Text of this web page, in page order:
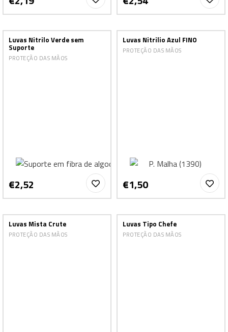
Luvas Nitrilo Verde sem
Suporte
PROTEÇÃO DAS MÃOS
€2,52
Luvas Nitrilio Azul FINO
PROTEÇÃO DAS MÃOS
€1,50
Luvas Mista Crute
PROTEÇÃO DAS MÃOS
Luvas Tipo Chefe
PROTEÇÃO DAS MÃOS